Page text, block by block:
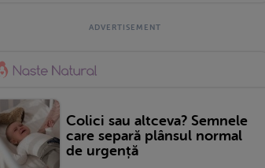
Colici sau altceva? Semnele
care separă plânsul normal
de urgență